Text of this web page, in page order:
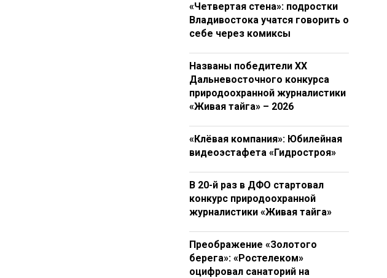
«Четвертая стена»: подростки
Владивостока учатся говорить о
себе через комиксы
Названы победители XX
Дальневосточного конкурса
природоохранной журналистики
«Живая тайга» – 2026
«Клёвая компания»: Юбилейная
видеоэстафета «Гидростроя»
В 20-й раз в ДФО стартовал
конкурс природоохранной
журналистики «Живая тайга»
Преображение «Золотого
берега»: «Ростелеком»
оцифровал санаторий на